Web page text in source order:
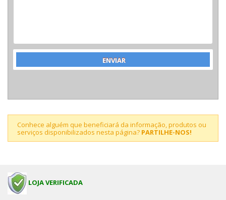
Conhece alguém que beneficiará da informação, produtos ou
serviços disponibilizados nesta página? PARTILHE-NOS!
LOJA VERIFICADA